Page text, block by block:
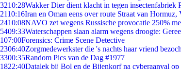
3210:28Wakker Dier dient klacht in tegen insectenfabriek
2110:16Iran en Oman eens over route Straat van Hormuz,
2410:08NAVO zet wegens Russische provocatie 250%
5409:33Waterschappen slaan alarm wegens droogte:
107:00Forensics: Crime Scene Detective
2306:40Zorgmedewerkster die 's nachts haar vriend
3300:35Random Pics van de Dag #1977
1822:40Datalek bij Bol en de Bijenkorf na cyberaanval op